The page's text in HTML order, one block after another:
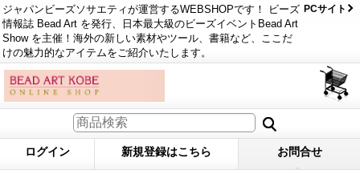
ジャパンビーズソサエティが運営するWEBSHOPです！ ビーズ
情報誌 Bead Art を発行、日本最大級のビーズイベントBead Art
Show を主催！海外の新しい素材やツール、書籍など、ここだ
けの魅力的なアイテムをご紹介いたします。
PCサイト
ログイン 新規登録はこちら お問合せ